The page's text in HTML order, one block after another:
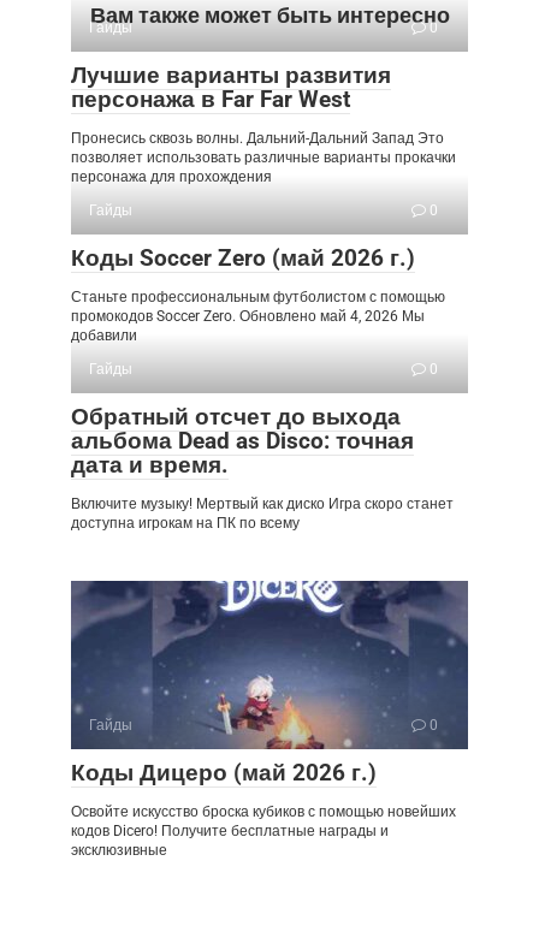
Вам также может быть интересно
Гайды 0
Лучшие варианты развития
персонажа в Far Far West
Пронесись сквозь волны. Дальний-Дальний Запад Это
позволяет использовать различные варианты прокачки
персонажа для прохождения
Гайды
0
Коды Soccer Zero (май 2026 г.)
Станьте профессиональным футболистом с помощью
промокодов Soccer Zero. Обновлено май 4, 2026 Мы
добавили
Гайды
0
Обратный отсчет до выхода
альбома Dead as Disco: точная
дата и время.
Включите музыку! Мертвый как диско Игра скоро станет
доступна игрокам на ПК по всему
Гайды 0
Коды Дицеро (май 2026 г.)
Освойте искусство броска кубиков с помощью новейших
кодов Dicero! Получите бесплатные награды и
эксклюзивные